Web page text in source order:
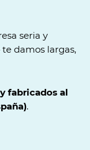
seria y
damos largas,
fabricados al
.